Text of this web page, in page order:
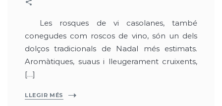
Les rosques de vi casolanes, també
conegudes com roscos de vino, són un dels
dolços tradicionals de Nadal més estimats.
Aromàtiques, suaus i lleugerament cruixents,
[…]
LLEGIR MÉS